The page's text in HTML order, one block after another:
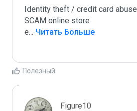
Identity theft / credit card abuse
SCAM online store
e... Читать Больше
Полезный
Figure10